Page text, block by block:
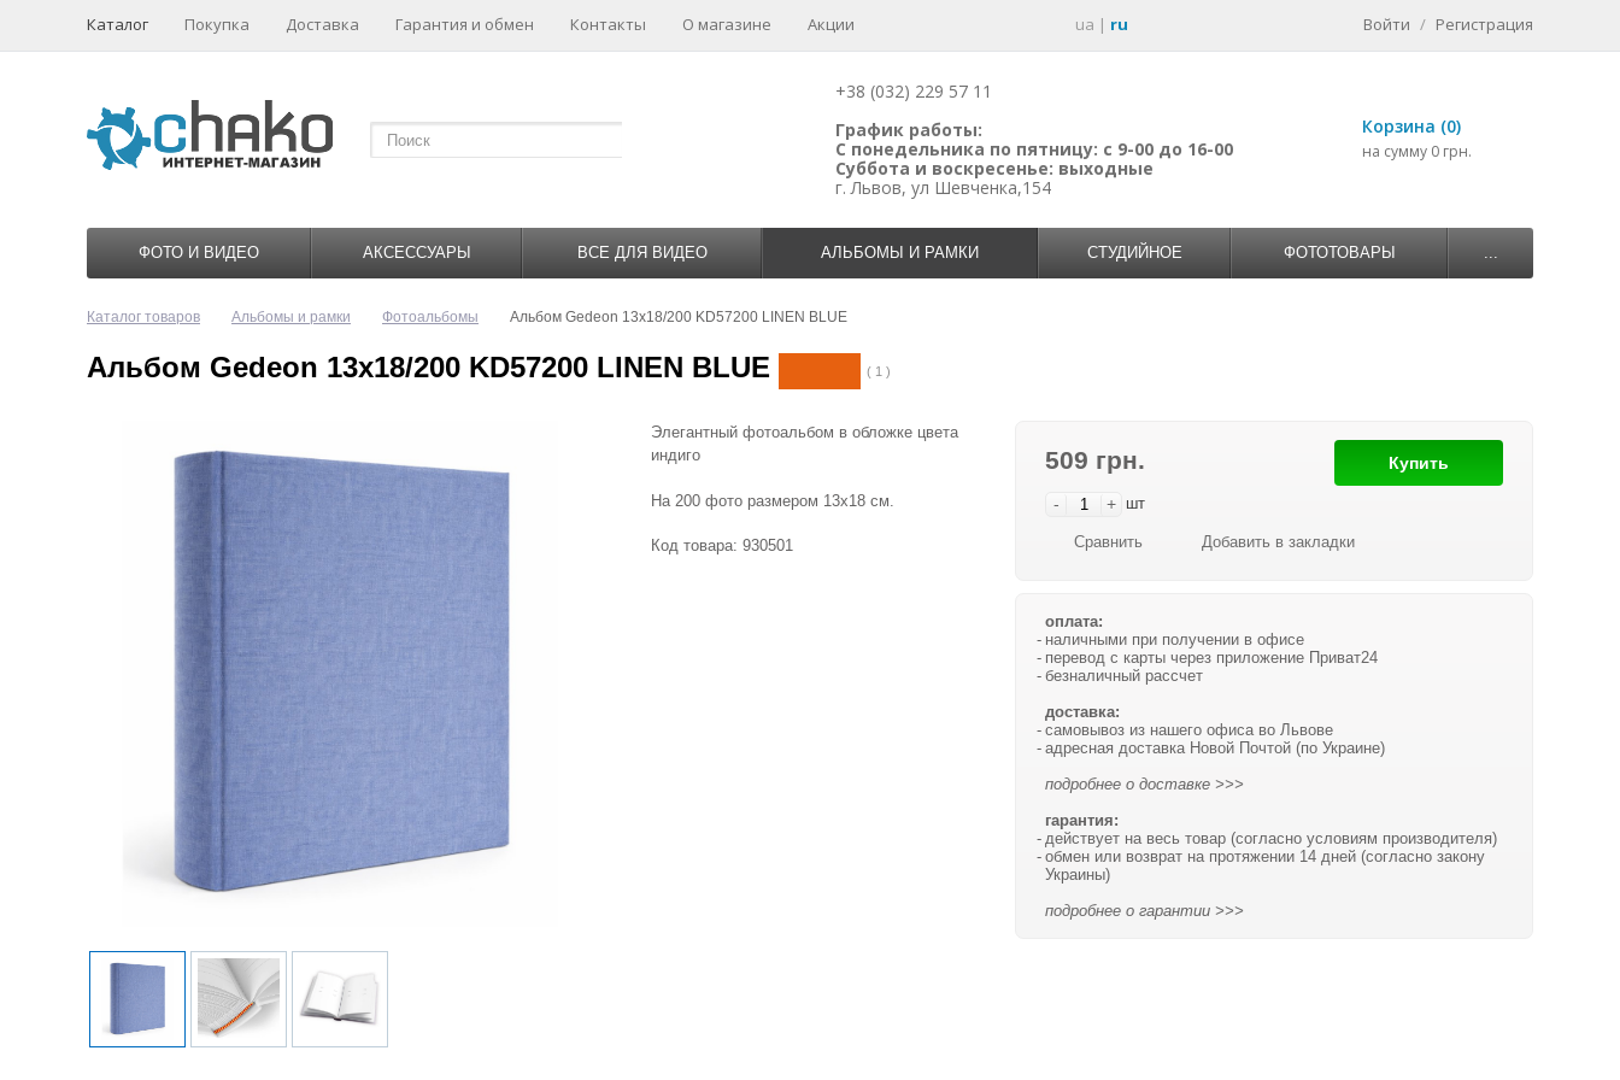
Каталог Покупка Доставка Гарантия и обмен Контакты О магазине Акции ua | ru Войти / Регистрация
+38 (032) 229 57 11
График работы:
С понедельника по пятницу: с 9-00 до 16-00
Суббота и воскресенье: выходные
г. Львов, ул Шевченка,154
Корзина (0)
на сумму 0 грн.
ФОТО И ВИДЕО АКСЕССУАРЫ ВСЕ ДЛЯ ВИДЕО АЛЬБОМЫ И РАМКИ СТУДИЙНОЕ ФОТОТОВАРЫ ...
Каталог товаров Альбомы и рамки Фотоальбомы Альбом Gedeon 13х18/200 KD57200 LINEN BLUE
Альбом Gedeon 13х18/200 KD57200 LINEN BLUE ( 1 )
509 грн.
- + шт
Купить
Сравнить Добавить в закладки
оплата:
наличными при получении в офисе
перевод с карты через приложение Приват24
безналичный рассчет
доставка:
самовывоз из нашего офиса во Львове
адресная доставка Новой Почтой (по Украине)
подробнее о доставке >>>
гарантия:
действует на весь товар (согласно условиям производителя)
обмен или возврат на протяжении 14 дней (согласно закону
Украины)
подробнее о гарантии >>>
Элегантный фотоальбом в обложке цвета
индиго
На 200 фото размером 13х18 см.
Код товара: 930501